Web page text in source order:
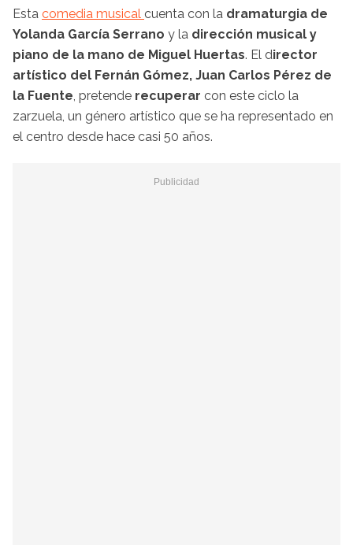
Esta comedia musical cuenta con la dramaturgia de
Yolanda García Serrano y la dirección musical y
piano de la mano de Miguel Huertas. El director
artístico del Fernán Gómez, Juan Carlos Pérez de
la Fuente, pretende recuperar con este ciclo la
zarzuela, un género artístico que se ha representado en
el centro desde hace casi 50 años.